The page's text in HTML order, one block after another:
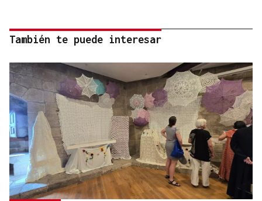
También te puede interesar